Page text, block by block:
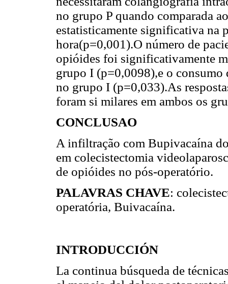
no grupo P quando comparada
estatisticamente significativa na
hora(p=0,001).O número de
opióides foi significativamente
grupo I (p=0,0098),e o
no grupo I (p=0,033).As
foram si milares em ambos os
CONCLUSAO
A infiltração com Bupivacaína
em colecistectomia
de opióides no pós-operatório.
PALAVRAS CHAVE:
operatória, Buivacaína.
INTRODUCCIÓN
La continua búsqueda de